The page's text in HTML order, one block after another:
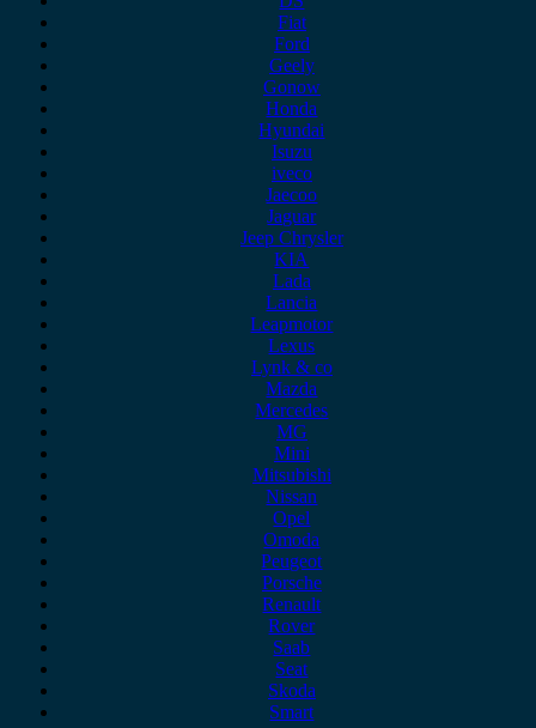
Fiat
Ford
Geely
Gonow
Honda
Hyundai
Isuzu
iveco
Jaecoo
Jaguar
Jeep Chrysler
KIA
Lada
Lancia
Leapmotor
Lexus
Lynk & co
Mazda
Mercedes
MG
Mini
Mitsubishi
Nissan
Opel
Omoda
Peugeot
Porsche
Renault
Rover
Saab
Seat
Skoda
Smart